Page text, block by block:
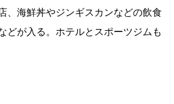
、海鮮丼やジンギスカンなどの飲食
どが入る。ホテルとスポーツジムも